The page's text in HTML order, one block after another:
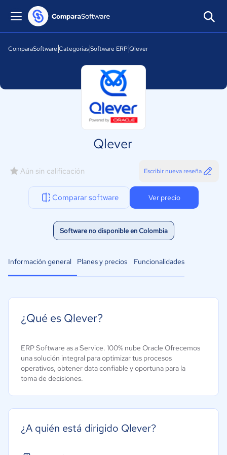
ComparaSoftware CategoríasSoftware ERPQlever
Qlever
Aún sin calificación Escribir nueva reseña
Comparar software Ver precio
Software no disponible en Colombia
Información general Planes y precios Funcionalidades
¿Qué es Qlever?
ERP Software as a Service. 100% nube Oracle Ofrecemos
una solución integral para optimizar tus procesos
operativos, obtener data confiable y oportuna para la
toma de decisiones.
¿A quién está dirigido Qlever?